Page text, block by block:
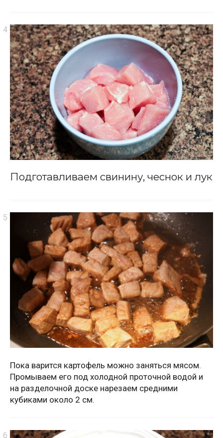
Подготавливаем свинину, чеснок и лук
Пока варится картофель можно заняться мясом.
Промываем его под холодной проточной водой и
на разделочной доске нарезаем средними
кубиками около 2 см.